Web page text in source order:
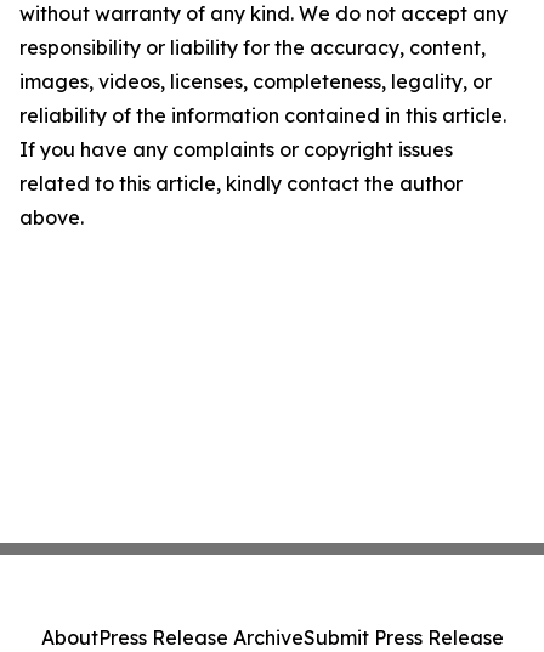
without warranty of any kind. We do not accept any
responsibility or liability for the accuracy, content,
images, videos, licenses, completeness, legality, or
reliability of the information contained in this article.
If you have any complaints or copyright issues
related to this article, kindly contact the author
above.
AboutPress Release ArchiveSubmit Press Release